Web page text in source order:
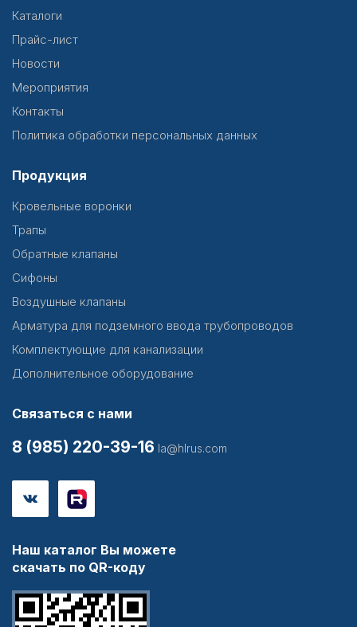
Каталоги
Прайс-лист
Новости
Мероприятия
Контакты
Политика обработки персональных данных
Продукция
Кровельные воронки
Трапы
Обратные клапаны
Сифоны
Воздушные клапаны
Арматура для подземного ввода трубопроводов
Комплектующие для канализации
Дополнительное оборудование
Связаться с нами
8 (985) 220-39-16 la@hlrus.com
Наш каталог Вы можете
скачать по QR-коду